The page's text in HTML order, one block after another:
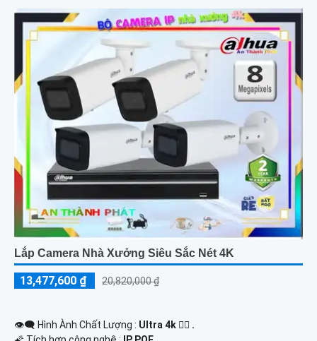
Lắp Camera Nhà Xưởng Siêu Sắc Nét 4K
13,477,600 ₫ 20,820,000 ₫
👁️‍🗨 Hình Ành Chất Lượng : Ultra 4k 👍🏾 .